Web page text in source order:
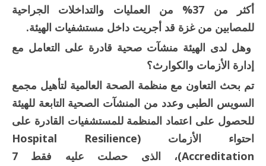
أكثر من 37% من العمليات والتداخلات الجراحية
للمصابين من غزة قد أجريت داخل مستشفيات الهيئة.
وهل لدى الهيئة منشآت صحية قادرة على التعامل مع
إدارة الأزمات والكوارث؟
تم بحث التعاون مع منظمة الصحة العالمية لتأهيل مجمع
السويس الطبى وعدد من المنشآت الصحية التابعة للهيئة
للحصول على اعتماد المنظمة للمستشفيات القادرة على
احتواء الأزمات (Hospital Resilience